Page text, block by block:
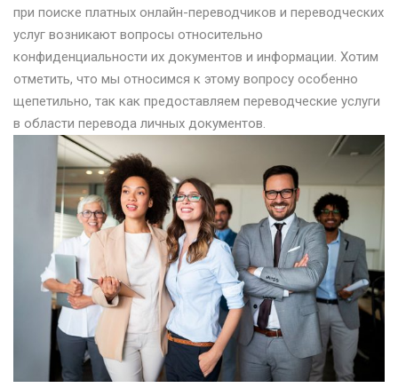
при поиске платных онлайн-переводчиков и переводческих
услуг возникают вопросы относительно
конфиденциальности их документов и информации. Хотим
отметить, что мы относимся к этому вопросу особенно
щепетильно, так как предоставляем переводческие услуги
в области перевода личных документов.